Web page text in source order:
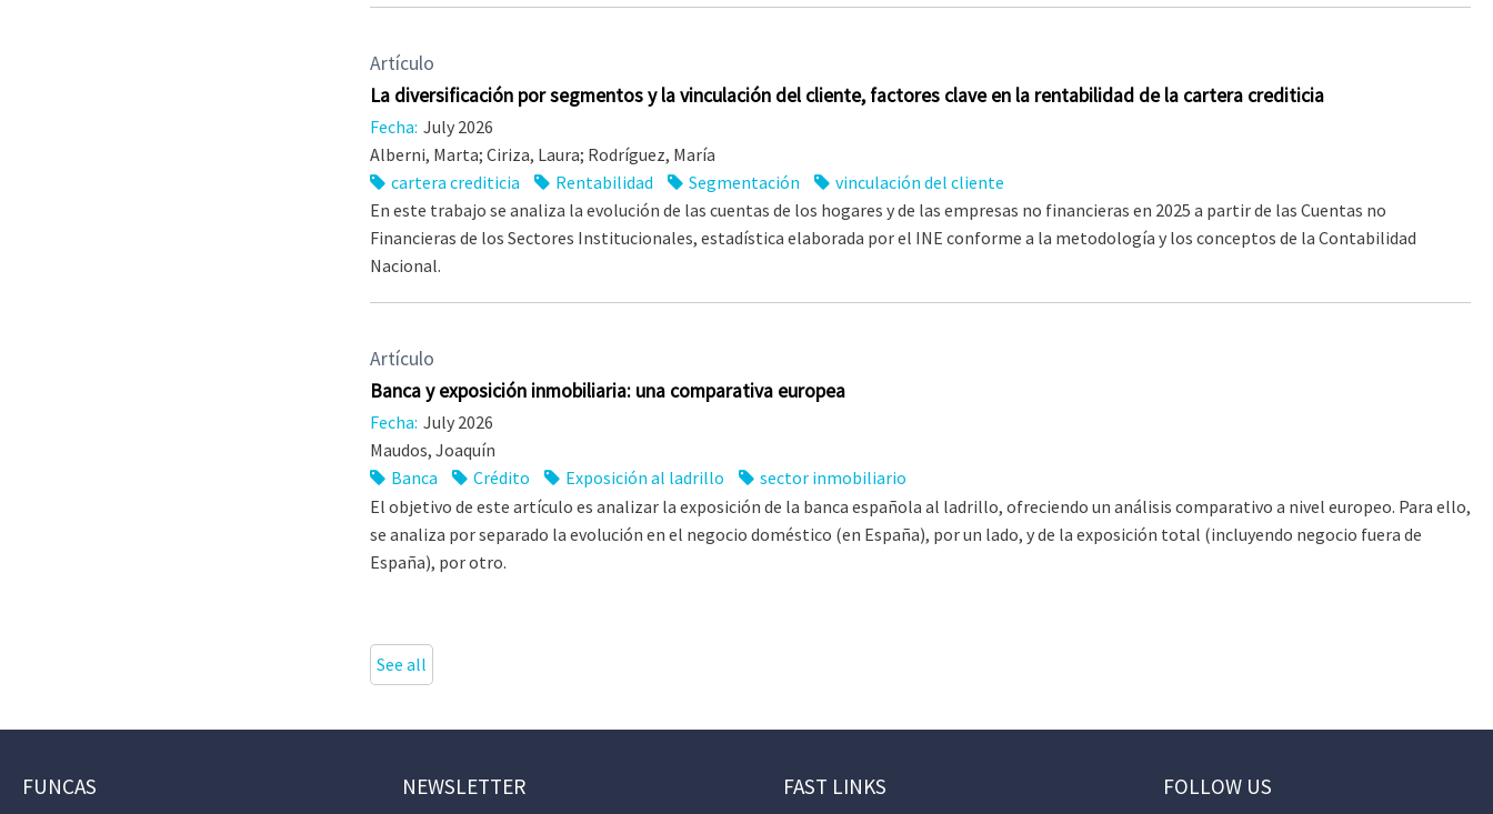
Artículo
La diversificación por segmentos y la vinculación del cliente, factores clave en la rentabilidad de la cartera crediticia
Fecha: July 2026
Alberni, Marta; Ciriza, Laura; Rodríguez, María
cartera crediticia
Rentabilidad Segmentación
vinculación del cliente
En este trabajo se analiza la evolución de las cuentas de los hogares y de las empresas no financieras en 2025 a partir de las Cuentas no
Financieras de los Sectores Institucionales, estadística elaborada por el INE conforme a la metodología y los conceptos de la Contabilidad
Nacional.
Artículo
Banca y exposición inmobiliaria: una comparativa europea
Fecha: July 2026
Maudos, Joaquín
Banca
Crédito Exposición al ladrillo
sector inmobiliario
El objetivo de este artículo es analizar la exposición de la banca española al ladrillo, ofreciendo un análisis comparativo a nivel europeo. Para ello,
se analiza por separado la evolución en el negocio doméstico (en España), por un lado, y de la exposición total (incluyendo negocio fuera de
España), por otro.
See all
FUNCAS NEWSLETTER FAST LINKS FOLLOW US